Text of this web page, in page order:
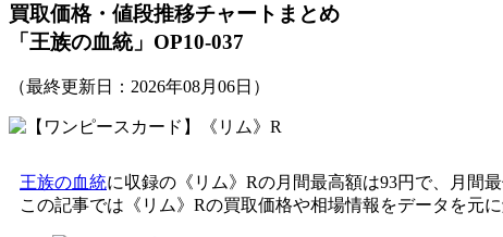
買取価格・値段推移チャートまとめ
「王族の血統」OP10-037
（最終更新日： 2026年08月06日 ）
王族の血統に収録の《リム》Rの月間最高額は93円で、月間
この記事では《リム》Rの買取価格や相場情報をデータを元に